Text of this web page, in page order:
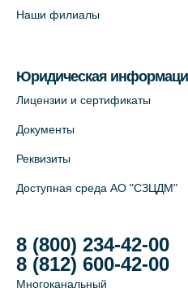
+7 (812) 565-11-12
Лабораторный
+7 (812) 565-11-12
На карте
Наши филиалы
Юридическая
Лицензии и сертификаты
Документы
Реквизиты
Доступная среда АО "СЗЦДМ"
8 (800) 234-42-00
8 (812) 600-42-00
Многоканальный